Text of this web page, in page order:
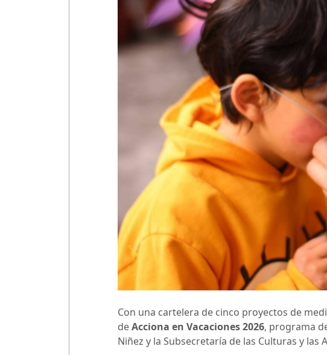
Con una cartelera de cinco proyectos de
deAcciona en Vacaciones 2026, programa
Niñez y la Subsecretaría de las Culturas y las